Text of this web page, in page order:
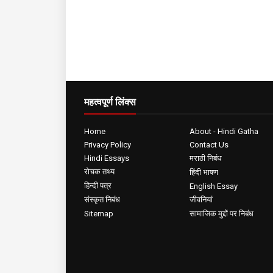
महत्वपूर्ण लिंक्स
Home
About - Hindi Gatha
Privacy Policy
Contact Us
Hindi Essays
मराठी निबंध
रोचक तथ्य
हिंदी भाषण
हिन्दी पत्र
English Essay
संस्कृत निबंध
जीवनियां
Sitemap
सामाजिक मुद्दों पर निबंध